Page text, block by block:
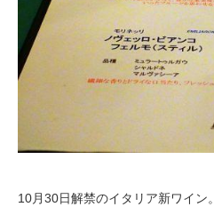
10月30日解禁のイタリア新ワイン。